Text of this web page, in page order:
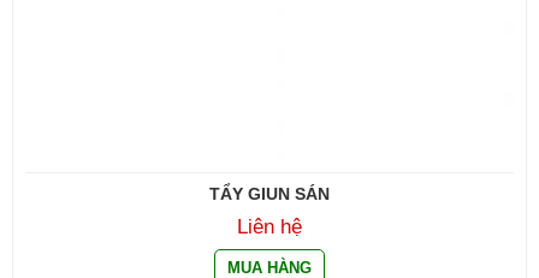
TẨY GIUN SÁN
Liên hệ